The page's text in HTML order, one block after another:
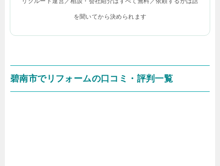
を聞いてから決められます
碧南市でリフォームの口コミ・評判一覧